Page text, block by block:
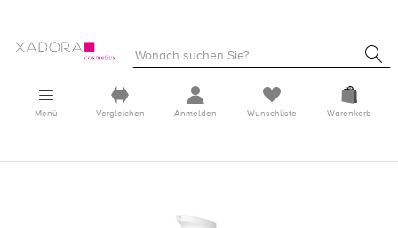
Menü Vergleichen Anmelden Wunschliste Warenkorb